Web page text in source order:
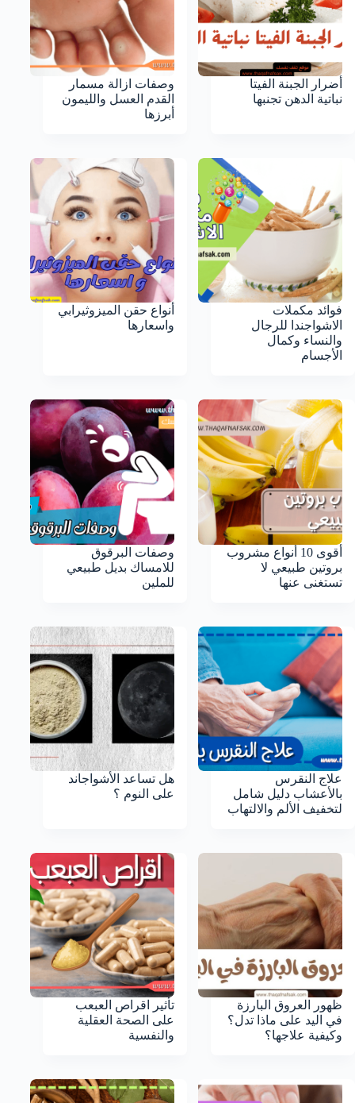
أضرار الجبنة الفيتا
نباتية الدهن تجنبها
وصفات ازالة مسمار
القدم العسل والليمون
أبرزها
فوائد مكملات
الاشواجندا للرجال
والنساء وكمال
الأجسام
أنواع حقن الميزوثيرابي
واسعارها
أقوى 10 أنواع مشروب
بروتين طبيعي لا
تستغنى عنها
وصفات البرقوق
للامساك بديل طبيعي
للملين
علاج النقرس
بالأعشاب دليل شامل
لتخفيف الألم والالتهاب
هل تساعد الأشواجاند
على النوم ؟
ظهور العروق البارزة
في اليد على ماذا تدل؟
وكيفية علاجها؟
تأثير اقراص العبعب
على الصحة العقلية
والنفسية